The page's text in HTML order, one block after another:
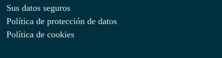
Sus datos seguros
Política de protección de datos
Política de cookies